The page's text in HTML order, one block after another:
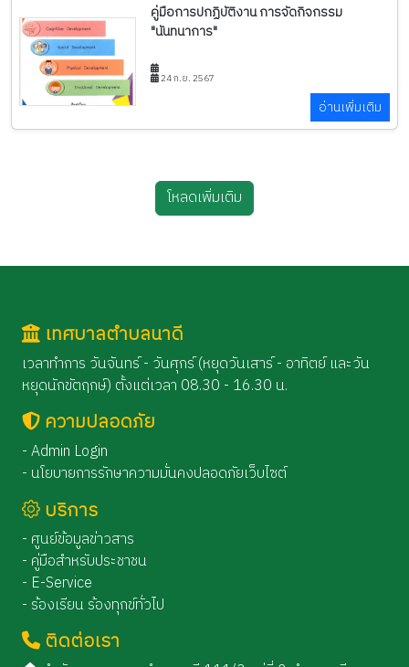
คู่มือการปกฏิบัติงาน การจัดกิจกรรม
"นันทนาการ"
24 ก.ย. 2567
อ่านเพิ่มเติม
โหลดเพิ่มเติม
เทศบาลตำบลนาดี
เวลาทำการ วันจันทร์ - วันศุกร์ (หยุดวันเสาร์ - อาทิตย์ และวัน
หยุดนักขัตฤกษ์) ตั้งแต่เวลา 08.30 - 16.30 น.
ความปลอดภัย
- Admin Login
- นโยบายการรักษาความมั่นคงปลอดภัยเว็บไซต์
บริการ
- ศูนย์ข้อมูลข่าวสาร
- คู่มือสำหรับประชาชน
- E-Service
- ร้องเรียน ร้องทุกข์ทั่วไป
ติดต่อเรา